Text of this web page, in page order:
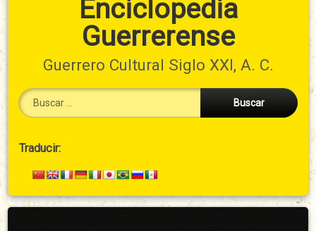
Enciclopedia
Guerrerense
Guerrero Cultural Siglo XXI, A. C.
Cabecera
Secundario
Traducir:
Arriba